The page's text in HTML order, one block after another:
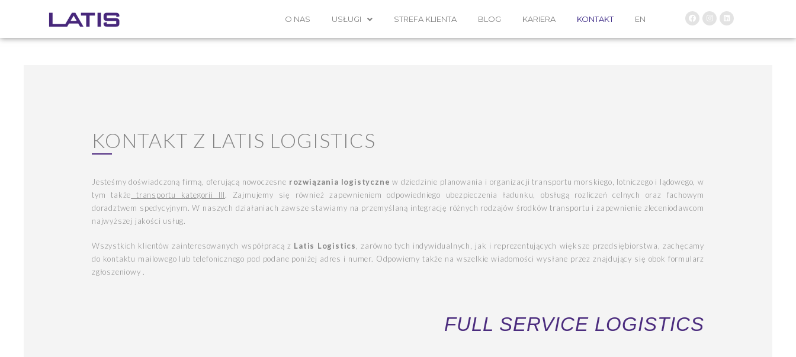
O NAS USŁUGI STREFA KLIENTA BLOG KARIERA KONTAKT EN
KONTAKT Z LATIS LOGISTICS
Jesteśmy doświadczoną firmą, oferującą nowoczesne rozwiązania logistyczne w dziedzinie planowania i organizacji transportu morskiego, lotniczego i lądowego, w
tym także transportu kategorii III
. Zajmujemy się również zapewnieniem odpowiedniego ubezpieczenia ładunku, obsługą rozliczeń celnych oraz fachowym
doradztwem spedycyjnym. W naszych działaniach zawsze stawiamy na przemyślaną integrację różnych rodzajów środków transportu i zapewnienie zleceniodawcom
najwyższej jakości usług.
Wszystkich klientów zainteresowanych współpracą z Latis Logistics
, zarówno tych indywidualnych, jak i reprezentujących większe przedsiębiorstwa, zachęcamy
do kontaktu mailowego lub telefonicznego pod podane poniżej adres i numer. Odpowiemy także na wszelkie wiadomości wysłane przez znajdujący się obok formularz
zgłoszeniowy .
FULL SERVICE LOGISTICS